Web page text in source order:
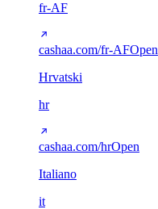
fr-AF
cashaa.com/fr-AFOpen
Hrvatski
hr
cashaa.com/hrOpen
Italiano
it